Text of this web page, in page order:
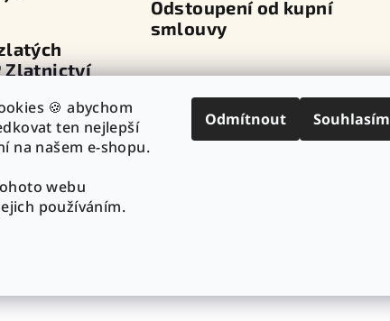
🍪 abychom
ten nejlepší
na našem e-shopu.
webu
používáním.
Odmítnout Souhlasím
Zlatnictví
řetízků
Odstoupení od kupní
smlouvy
Výdejní místa